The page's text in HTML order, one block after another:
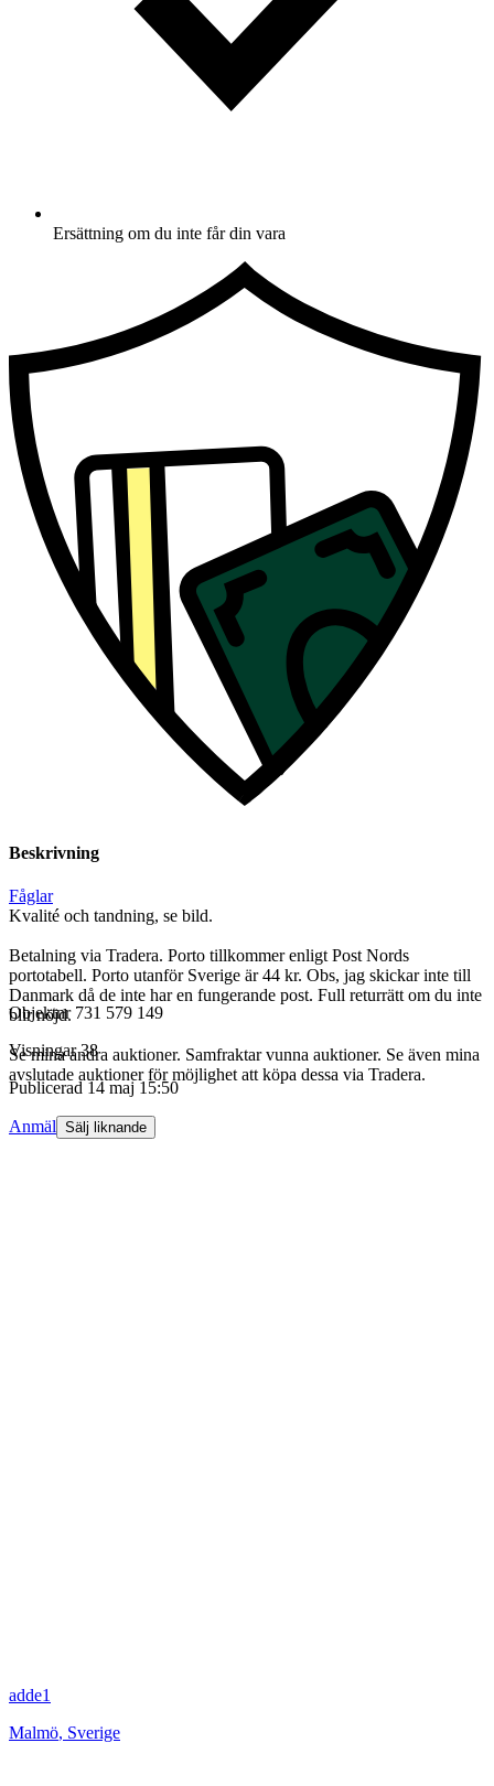
Ersättning om du inte får din vara
Beskrivning
Fåglar
Kvalité och tandning, se bild.
Betalning via Tradera. Porto tillkommer enligt Post Nords
portotabell. Porto utanför Sverige är 44 kr. Obs, jag skickar inte till
Danmark då de inte har en fungerande post. Full returrätt om du inte
blir nöjd.
Se mina andra auktioner. Samfraktar vunna auktioner. Se även mina
avslutade auktioner för möjlighet att köpa dessa via Tradera.
Objektnr 731 579 149
Visningar 38
Publicerad 14 maj 15:50
Anmäl Sälj liknande
adde1
Malmö, Sverige